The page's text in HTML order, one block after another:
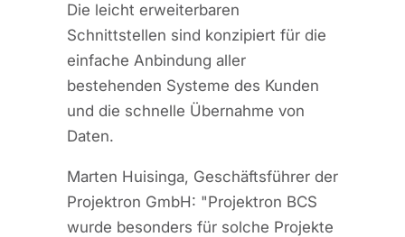
Die leicht erweiterbaren
Schnittstellen sind konzipiert für die
einfache Anbindung aller
bestehenden Systeme des Kunden
und die schnelle Übernahme von
Daten.
Marten Huisinga, Geschäftsführer der
Projektron GmbH: "Projektron BCS
wurde besonders für solche Projekte